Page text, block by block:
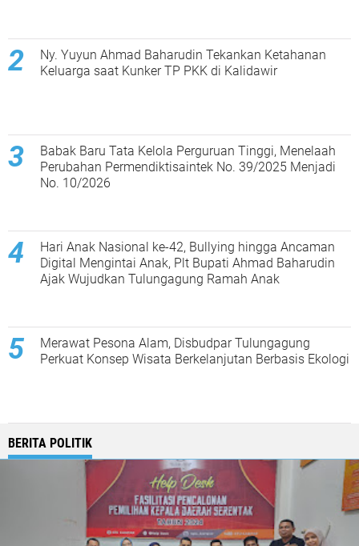
Ny. Yuyun Ahmad Baharudin Tekankan Ketahanan
Keluarga saat Kunker TP PKK di Kalidawir
Babak Baru Tata Kelola Perguruan Tinggi, Menelaah
Perubahan Permendiktisaintek No. 39/2025 Menjadi
No. 10/2026
Hari Anak Nasional ke-42, Bullying hingga Ancaman
Digital Mengintai Anak, Plt Bupati Ahmad Baharudin
Ajak Wujudkan Tulungagung Ramah Anak
Merawat Pesona Alam, Disbudpar Tulungagung
Perkuat Konsep Wisata Berkelanjutan Berbasis Ekologi
BERITA POLITIK